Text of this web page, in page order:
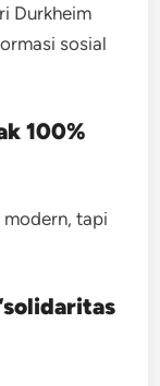
Durkheim
sosial
100%
modern, tapi